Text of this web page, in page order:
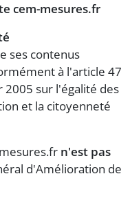
cem-mesures.fr
ses contenus
à l'article 47
2005 sur l'égalité des
et la citoyenneté
n'est pas
d'Amélioration de